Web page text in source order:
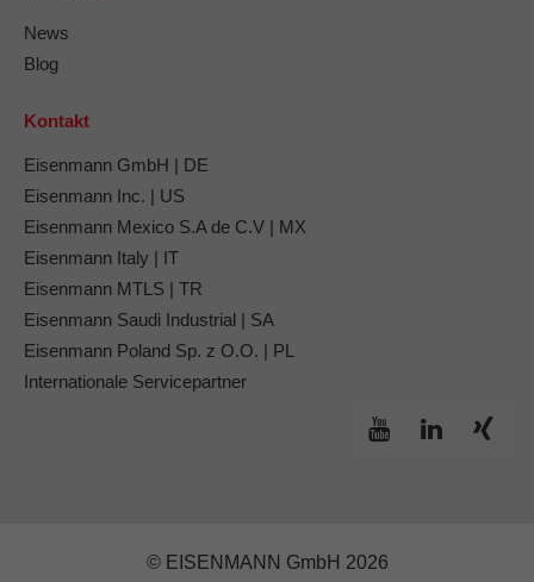
News
Blog
Kontakt
Eisenmann GmbH | DE
Eisenmann Inc. | US
Eisenmann Mexico S.A de C.V | MX
Eisenmann Italy | IT
Eisenmann MTLS | TR
Eisenmann Saudi Industrial | SA
Eisenmann Poland Sp. z O.O. | PL
Internationale Servicepartner
© EISENMANN GmbH 2026